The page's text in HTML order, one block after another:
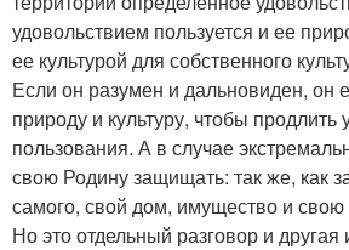
удовольствием пользуется и ее
ее культурой для собственного
Если он разумен и дальновиден, он
природу и культуру, чтобы продлить
пользования. А в случае
свою Родину защищать: так же, как
самого, свой дом, имущество и
Но это отдельный разговор и другая